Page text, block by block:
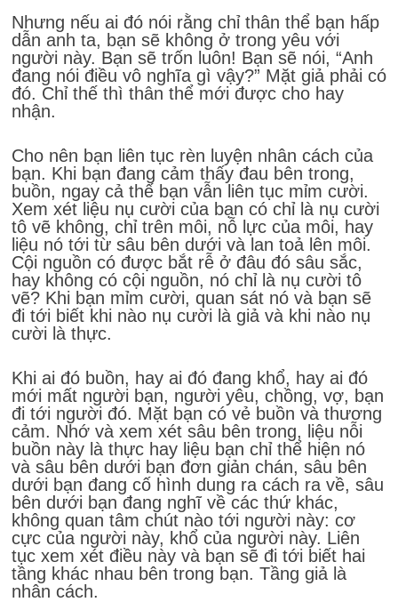
Nhưng nếu ai đó nói rằng chỉ thân thể bạn hấp
dẫn anh ta, bạn sẽ không ở trong yêu với
người này. Bạn sẽ trốn luôn! Bạn sẽ nói, “Anh
đang nói điều vô nghĩa gì vậy?” Mặt giả phải có
đó. Chỉ thế thì thân thể mới được cho hay
nhận.
Cho nên bạn liên tục rèn luyện nhân cách của
bạn. Khi bạn đang cảm thấy đau bên trong,
buồn, ngay cả thế bạn vẫn liên tục mỉm cười.
Xem xét liệu nụ cười của bạn có chỉ là nụ cười
tô vẽ không, chỉ trên môi, nỗ lực của môi, hay
liệu nó tới từ sâu bên dưới và lan toả lên môi.
Cội nguồn có được bắt rễ ở đâu đó sâu sắc,
hay không có cội nguồn, nó chỉ là nụ cười tô
vẽ? Khi bạn mỉm cười, quan sát nó và bạn sẽ
đi tới biết khi nào nụ cười là giả và khi nào nụ
cười là thực.
Khi ai đó buồn, hay ai đó đang khổ, hay ai đó
mới mất người bạn, người yêu, chồng, vợ, bạn
đi tới người đó. Mặt bạn có vẻ buồn và thương
cảm. Nhớ và xem xét sâu bên trong, liệu nỗi
buồn này là thực hay liệu bạn chỉ thể hiện nó
và sâu bên dưới bạn đơn giản chán, sâu bên
dưới bạn đang cố hình dung ra cách ra về, sâu
bên dưới bạn đang nghĩ về các thứ khác,
không quan tâm chút nào tới người này: cơ
cực của người này, khổ của người này. Liên
tục xem xét điều này và bạn sẽ đi tới biết hai
tầng khác nhau bên trong bạn. Tầng giả là
nhân cách.